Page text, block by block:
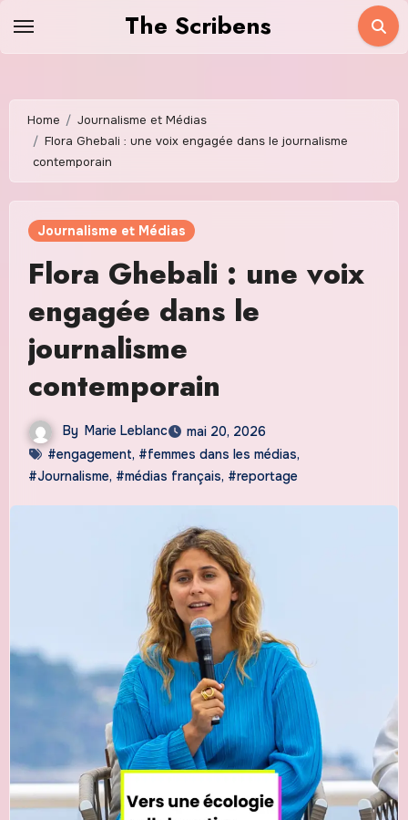
The Scribens
Home
Journalisme et Médias
Flora Ghebali : une voix engagée dans le journalisme
contemporain
Journalisme et Médias
Flora Ghebali : une voix
engagée dans le
journalisme
contemporain
By Marie Leblanc
mai 20, 2026
#engagement, #femmes dans les médias,
#Journalisme, #médias français, #reportage